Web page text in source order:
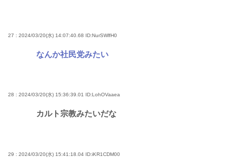
27 : 2024/03/20(水) 14:07:40.68 ID:NurSWlfH0
なんか社民党みたい
28 : 2024/03/20(水) 15:36:39.01 ID:LohOVaaea
カルト宗教みたいだな
29 : 2024/03/20(水) 15:41:18.04 ID:iKR1CDM00